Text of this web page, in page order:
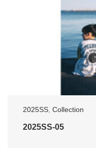
2025SS Collection
2025SS-05